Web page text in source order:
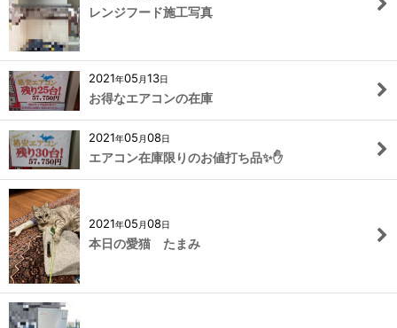
レンジフード施工写真
2021年05 月13日
お得なエアコンの在庫
2021年05 月08日
エアコン在庫限りのお値打ち品✨✋
2021年05 月08日
本日の愛猫 たまみ